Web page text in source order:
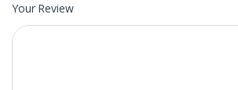
Your Review